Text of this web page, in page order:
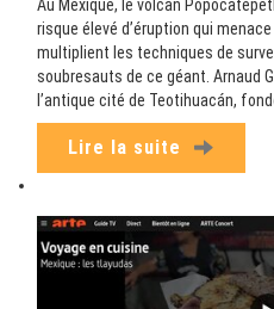
Au Mexique, le volcan
risque élevé d’éruption qui
multiplient les techniques de
soubresauts de ce géant. Arnaud
l’antique cité de Teotihuacán,
Lire la suite